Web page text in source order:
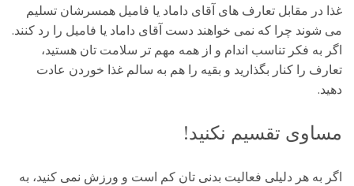
غذا در مقابل تعارف های آقای داماد یا فامیل همسرشان تسلیم
می شوند چرا که نمی خواهند دست آقای داماد یا فامیل را رد کنند.
اگر به فکر تناسب اندام و از همه مهم تر سلامت تان هستید،
تعارف را کنار بگذارید و بقیه را هم به سالم غذا خوردن عادت
دهید.
مساوی تقسیم نکنید!
اگر به هر دلیلی فعالیت بدنی تان کم است و ورزش نمی کنید، به